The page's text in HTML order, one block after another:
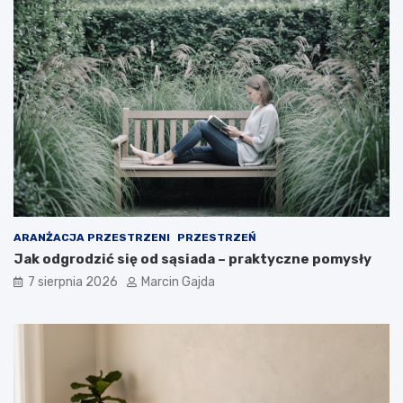
a
k
u
p
u
j
ą
c
y
c
h
ARANŻACJA PRZESTRZENI PRZESTRZEŃ
Jak odgrodzić się od sąsiada – praktyczne pomysły
7 sierpnia 2026 Marcin Gajda